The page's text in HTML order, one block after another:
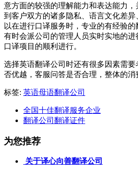
意方面的较强的理解能力和表达能力，
到客户双方的诸多隐私、语言文化差
以在进行口译服务时，专业的有经验的
有时会派公司的管理人员实时实地的
口译项目的顺利进行。
选择英语翻译公司时还有很多因素需
否优越，客服问答是否合理，整体的消
标签: 英语母语翻译公司
全国十佳翻译服务企业
翻译公司翻译证件
为您推荐
关于译心向善翻译公司